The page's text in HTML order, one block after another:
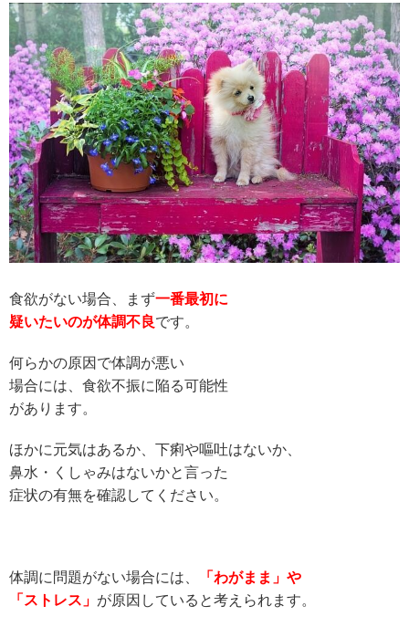
食欲がない場合、まず一番最初に
疑いたいのが体調不良です。
何らかの原因で体調が悪い
場合には、食欲不振に陥る可能性
があります。
ほかに元気はあるか、下痢や嘔吐はないか、
鼻水・くしゃみはないかと言った
症状の有無を確認してください。
体調に問題がない場合には、
「わがまま」や
「ストレス」 が原因していると考えられます。